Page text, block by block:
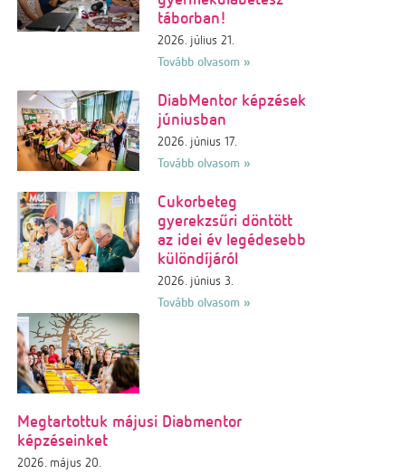
táborban!
2026. július 21.
Tovább olvasom »
DiabMentor képzések
júniusban
2026. június 17.
Tovább olvasom »
Cukorbeteg
gyerekzsűri döntött
az idei év legédesebb
különdíjáról
2026. június 3.
Tovább olvasom »
Megtartottuk májusi Diabmentor
képzéseinket
2026. május 20.